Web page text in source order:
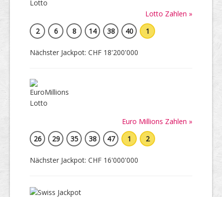
Lotto Zahlen »
2
6 8 14 38 40 1
Nächster Jackpot: CHF 18'200'000
Euro Millions Zahlen »
26
29 35 38 47 1 2
Nächster Jackpot: CHF 16'000'000